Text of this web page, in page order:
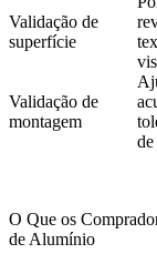
Validação de
superfície
Validação de
montagem
O Que os
de Alumínio